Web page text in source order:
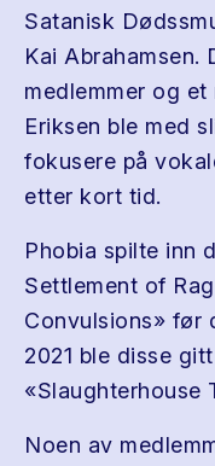
Satanisk
Kai Abrahamsen.
medlemmer og
Eriksen ble med
fokusere på
etter kort tid.
Phobia spilte inn
Settlement of
Convulsions» før
2021 ble disse
«Slaughterhouse
Noen av